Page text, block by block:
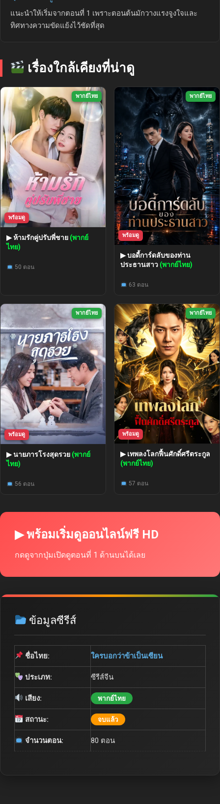
แนะนำให้เริ่มจากตอนที่ 1 เพราะตอนต้นมักวางแรงจูงใจและ
ทิศทางความขัดแย้งไว้ชัดที่สุด
เรื่องใกล้เคียงที่น่าดู
พากย์ไทย
พร้อมดู
▶ ห้ามรักคู่ปรับพี่ชาย (พากย์
ไทย)
50 ตอน
พากย์ไทย
พร้อมดู
▶ บอดี้การ์ดลับของท่าน
ประธานสาว (พากย์ไทย)
63 ตอน
พากย์ไทย
พร้อมดู
▶ นายภารโรงสุดรวย (พากย์
ไทย)
56 ตอน
พากย์ไทย
พร้อมดู
▶ เทพลงโลกฟื้นศักดิ์ศรีตระกูล
(พากย์ไทย)
57 ตอน
▶ พร้อมเริ่มดูออนไลน์ฟรี HD
กดดูจากปุ่มเปิดดูตอนที่ 1 ด้านบนได้เลย
ข้อมูลซีรีส์
ชื่อไทย: ใครบอกว่าข้าเป็นเซียน
ประเภท: ซีรีส์จีน
เสียง: พากย์ไทย
สถานะ: จบแล้ว
จำนวนตอน: 80 ตอน